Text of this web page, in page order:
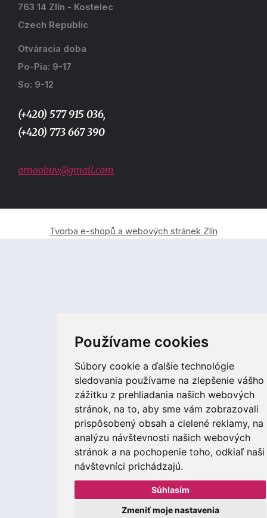
Používame cookies
Súbory cookie a ďalšie technológie
sledovania používame na zlepšenie vášho
zážitku z prehliadania našich webových
stránok, na to, aby sme vám zobrazovali
prispôsobený obsah a cielené reklamy, na
analýzu návštevnosti našich webových
stránok a na pochopenie toho, odkiaľ naši
návštevníci prichádzajú.
Súhlasím
Zmeniť moje nastavenia
763 14 Zlín - Kostelec
Czech Republic
Otváracia doba
Po-Pia: 9-17
So: 9-12
(+420) 577 915 036,
(+420) 773 667 390
arnoobuv@gmail.com
Tvorba e-shopů a webových stránek Zlín